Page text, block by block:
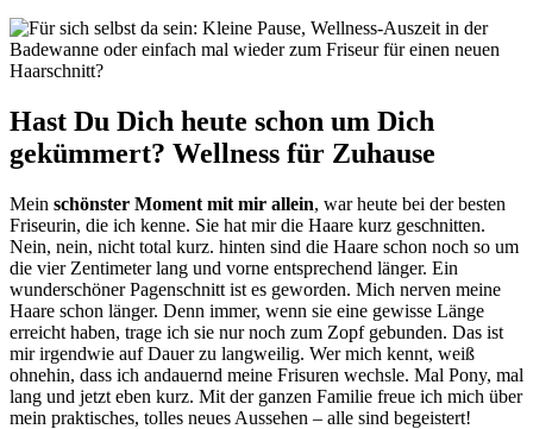
Hast Du Dich heute schon um Dich
gekümmert? Wellness für Zuhause
Mein schönster Moment mit mir allein, war heute bei der besten
Friseurin, die ich kenne. Sie hat mir die Haare kurz geschnitten.
Nein, nein, nicht total kurz. hinten sind die Haare schon noch so um
die vier Zentimeter lang und vorne entsprechend länger. Ein
wunderschöner Pagenschnitt ist es geworden. Mich nerven meine
Haare schon länger. Denn immer, wenn sie eine gewisse Länge
erreicht haben, trage ich sie nur noch zum Zopf gebunden. Das ist
mir irgendwie auf Dauer zu langweilig. Wer mich kennt, weiß
ohnehin, dass ich andauernd meine Frisuren wechsle. Mal Pony, mal
lang und jetzt eben kurz. Mit der ganzen Familie freue ich mich über
mein praktisches, tolles neues Aussehen – alle sind begeistert!